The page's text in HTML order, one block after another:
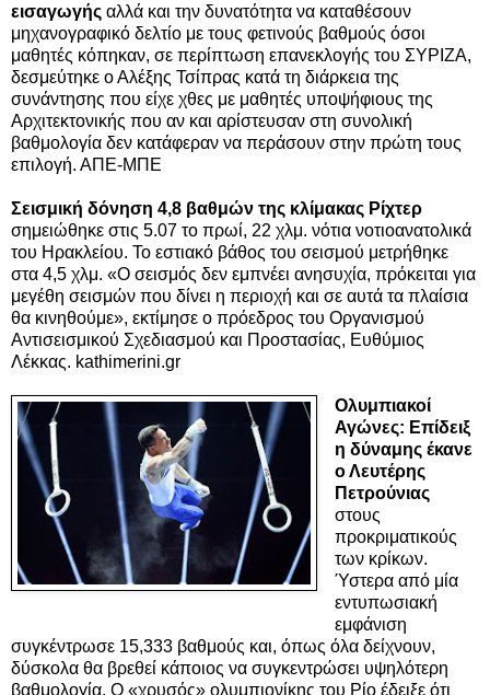
εισαγωγής αλλά και την δυνατότητα να καταθέσουν
μηχανογραφικό δελτίο με τους φετινούς βαθμούς όσοι
μαθητές κόπηκαν, σε περίπτωση επανεκλογής του ΣΥΡΙΖΑ,
δεσμεύτηκε ο Αλέξης Τσίπρας κατά τη διάρκεια της
συνάντησης που είχε χθες με μαθητές υποψήφιους της
Αρχιτεκτονικής που αν και αρίστευσαν στη συνολική
βαθμολογία δεν κατάφεραν να περάσουν στην πρώτη τους
επιλογή. ΑΠΕ-ΜΠΕ
Σεισμική δόνηση 4,8 βαθμών της κλίμακας Ρίχτερ
σημειώθηκε στις 5.07 το πρωί, 22 χλμ. νότια νοτιοανατολικά
του Ηρακλείου. Το εστιακό βάθος του σεισμού μετρήθηκε
στα 4,5 χλμ. «Ο σεισμός δεν εμπνέει ανησυχία, πρόκειται για
μεγέθη σεισμών που δίνει η περιοχή και σε αυτά τα πλαίσια
θα κινηθούμε», εκτίμησε o πρόεδρος του Οργανισμού
Αντισεισμικού Σχεδιασμού και Προστασίας, Ευθύμιος
Λέκκας. kathimerini.gr
Ολυμπιακοί
Αγώνες: Επίδειξ
η δύναμης έκανε
ο Λευτέρης
Πετρούνιας
στους
προκριματικούς
των κρίκων.
Ύστερα από μία
εντυπωσιακή
εμφάνιση
συγκέντρωσε 15,333 βαθμούς και, όπως όλα δείχνουν,
δύσκολα θα βρεθεί κάποιος να συγκεντρώσει υψηλότερη
βαθμολογία. Ο «χρυσός» ολυμπιονίκης του Ρίο έδειξε ότι